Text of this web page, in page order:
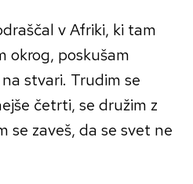
v Afriki, ki tam
okrog, poskušam
stvari. Trudim se
četrti, se družim z
se zaveš, da se svet ne